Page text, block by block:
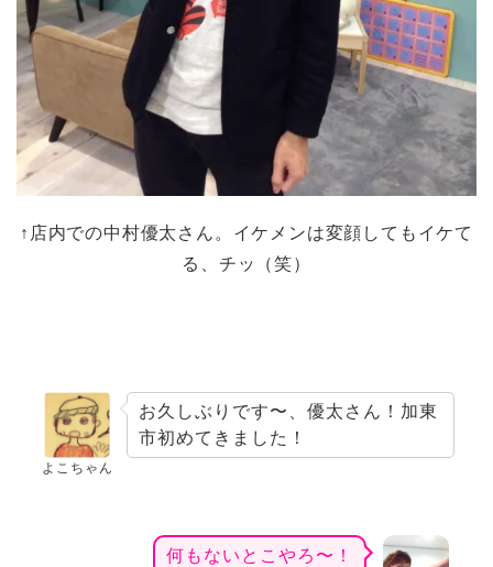
↑店内での中村優太さん。イケメンは変顔してもイケて
る、チッ（笑）
よこちゃん
お久しぶりです〜、優太さん！加東
市初めてきました！
何もないとこやろ〜！